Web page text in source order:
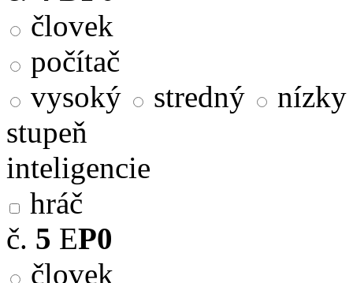
človek
počítač
vysoký
stredný
nízky
stupeň
inteligencie
hráč
č. 5 EP0
človek